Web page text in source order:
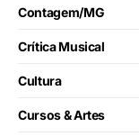
Contagem/MG
Crítica Musical
Cultura
Cursos & Artes